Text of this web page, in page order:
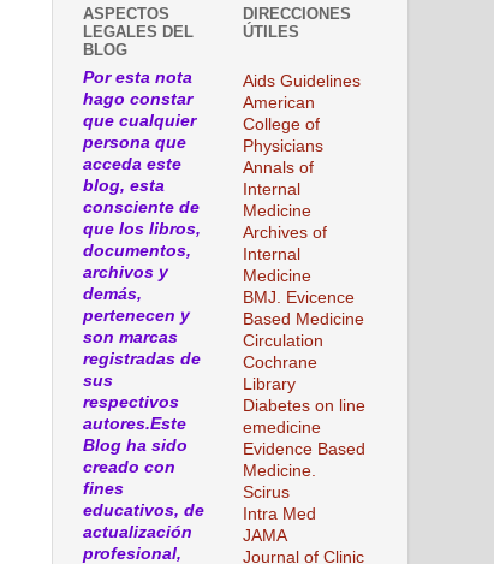
ASPECTOS
LEGALES DEL
BLOG
Por esta nota
hago constar
que cualquier
persona que
acceda este
blog, esta
consciente de
que los libros,
documentos,
archivos y
demás,
pertenecen y
son marcas
registradas de
sus
respectivos
autores.Este
Blog ha sido
creado con
fines
educativos, de
actualización
profesional,
DIRECCIONES
ÚTILES
Aids Guidelines
American
College of
Physicians
Annals of
Internal
Medicine
Archives of
Internal
Medicine
BMJ. Evicence
Based Medicine
Circulation
Cochrane
Library
Diabetes on line
emedicine
Evidence Based
Medicine.
Scirus
Intra Med
JAMA
Journal of Clinic